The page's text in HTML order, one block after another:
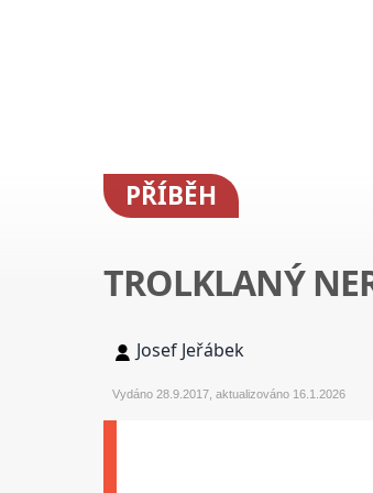
PŘÍBĚH
TROLKLANÝ
Josef Jeřábek
Vydáno 28.9.2017, aktualizováno 16.1.2026